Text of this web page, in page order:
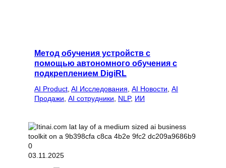
Метод обучения устройств с
помощью автономного обучения с
подкреплением DigiRL
AI Product AI Исследования AI Новости AI
Продажи AI сотрудники NLP, ИИ
03.11.2025